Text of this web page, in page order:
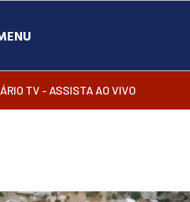
TV - ASSISTA AO VIVO